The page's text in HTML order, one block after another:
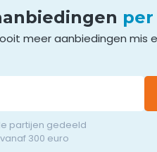
meer aanbiedingen mis
partijen gedeeld
300 euro